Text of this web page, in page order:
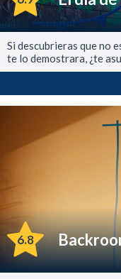
Si descubrieras que no
te lo demostrara, ¿te
6.8